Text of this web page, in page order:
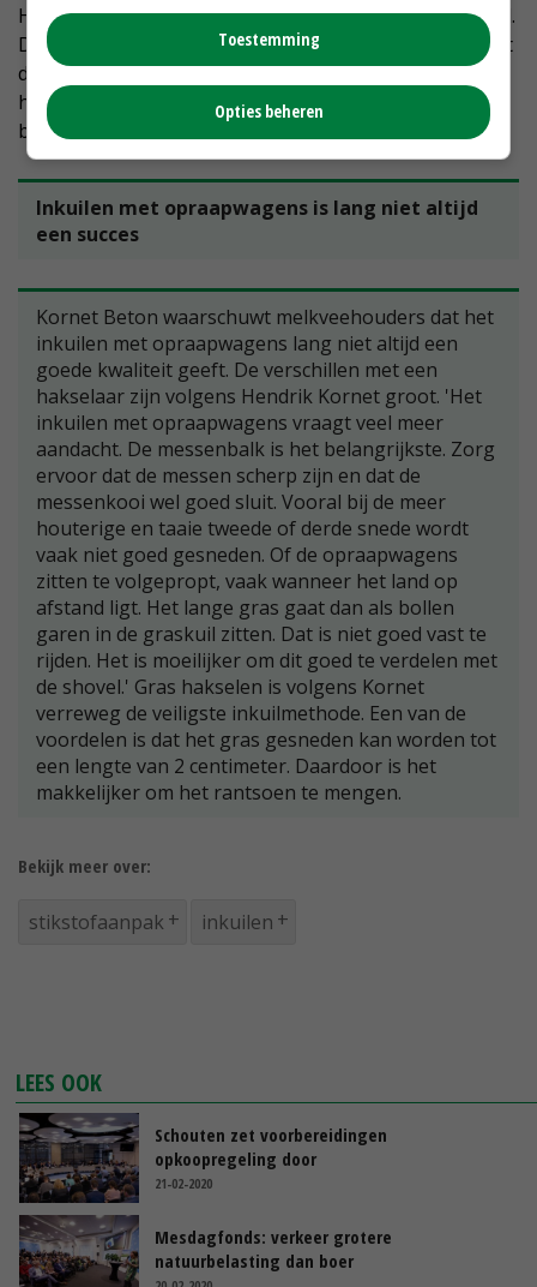
Hierdoor krijg je volgens Kornet alsnog broei in de kuil.
Dan beschadigt ook de mais die erbovenop ligt en gaat
de ammoniakfractie snel omhoog. 'Het is dus beter om
het gras en de mais apart in te kuilen. Dat is ook
belangrijk om het rantsoen goed te kunnen sturen.'
Inkuilen met opraapwagens is lang niet altijd
een succes
Kornet Beton waarschuwt melkveehouders dat het
inkuilen met opraapwagens lang niet altijd een
goede kwaliteit geeft. De verschillen met een
hakselaar zijn volgens Hendrik Kornet groot. 'Het
inkuilen met opraapwagens vraagt veel meer
aandacht. De messenbalk is het belangrijkste. Zorg
ervoor dat de messen scherp zijn en dat de
messenkooi wel goed sluit. Vooral bij de meer
houterige en taaie tweede of derde snede wordt
vaak niet goed gesneden. Of de opraapwagens
zitten te volgepropt, vaak wanneer het land op
afstand ligt. Het lange gras gaat dan als bollen
garen in de graskuil zitten. Dat is niet goed vast te
rijden. Het is moeilijker om dit goed te verdelen met
de shovel.' Gras hakselen is volgens Kornet
verreweg de veiligste inkuilmethode. Een van de
voordelen is dat het gras gesneden kan worden tot
een lengte van 2 centimeter. Daardoor is het
makkelijker om het rantsoen te mengen.
Bekijk meer over:
stikstofaanpak inkuilen
LEES OOK
Schouten zet voorbereidingen
opkoopregeling door
21-02-2020
Mesdagfonds: verkeer grotere
natuurbelasting dan boer
Toestemming
Opties beheren